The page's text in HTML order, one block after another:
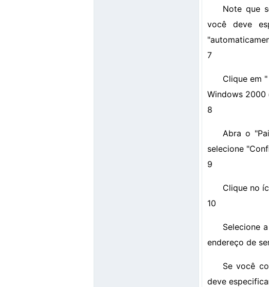
Note que
você deve
7
Clique em
Windows 2000
8
Abra o
selecione
9
Clique no
10
Selecione
endereço de
Se você
deve